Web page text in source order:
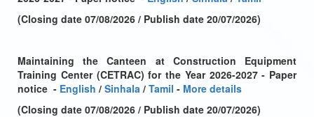
(Closing date 07/08/2026 / Publish date 20/07/2026)
Maintaining the Canteen at Construction Equipment
Training Center (CETRAC) for the Year 2026-2027 - Paper
notice - English / Sinhala / Tamil - More details
(Closing date 07/08/2026 / Publish date 20/07/2026)